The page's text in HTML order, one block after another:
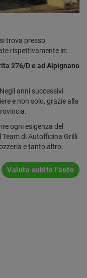
trova presso
rispettivamente in:
276/D e ad Alpignano
anni successivi
e non solo, grazie alla
ogni esigenza del
di Autofficina Grilli
e tanto altro.
Valuta subito l'auto